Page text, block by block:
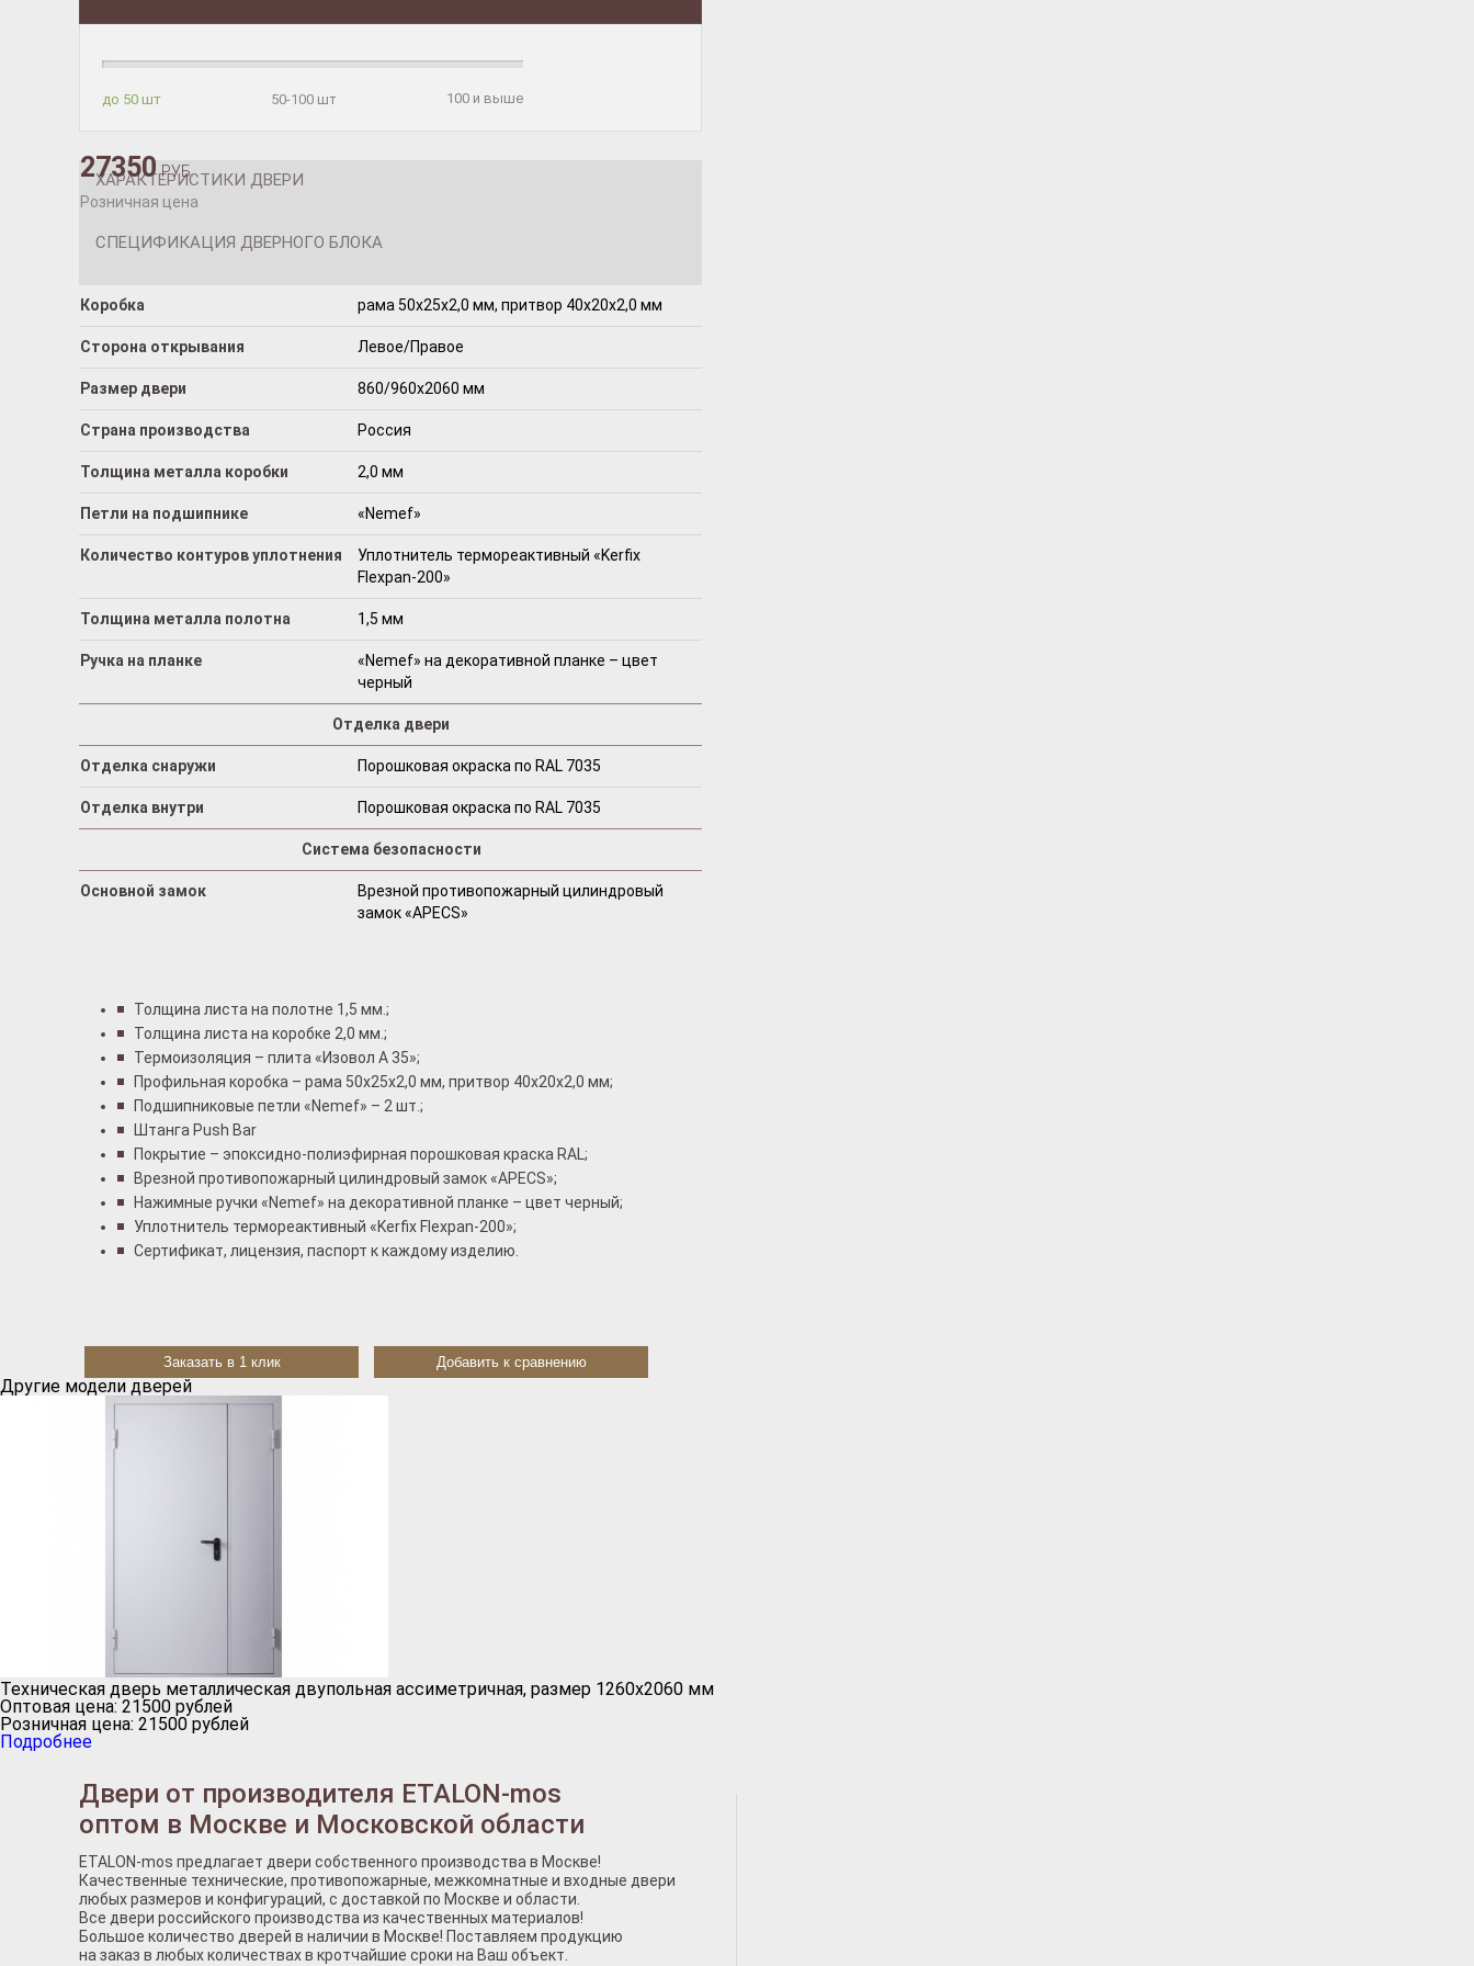
до 50 шт 50-100 шт 100 и выше
27350 РУБ.
Розничная цена
ХАРАКТЕРИСТИКИ ДВЕРИ
СПЕЦИФИКАЦИЯ ДВЕРНОГО БЛОКА
Коробка рама 50x25x2,0 мм, притвор 40x20x2,0 мм
Сторона открывания Левое/Правое
Размер двери 860/960х2060 мм
Страна производства Россия
Толщина металла коробки 2,0 мм
Петли на подшипнике «Nemef»
Количество контуров уплотнения
Уплотнитель термореактивный «Kerfix
Flexpan-200»
Толщина металла полотна 1,5 мм
Ручка на планке
«Nemef» на декоративной планке – цвет
черный
Отделка двери
Отделка снаружи Порошковая окраска по RAL 7035
Отделка внутри Порошковая окраска по RAL 7035
Система безопасности
Основной замок
Врезной противопожарный цилиндровый
замок «АРЕCS»
Толщина листа на полотне 1,5 мм.;
Толщина листа на коробке 2,0 мм.;
Термоизоляция – плита «Изовол А 35»;
Профильная коробка – рама 50x25x2,0 мм, притвор 40x20x2,0 мм;
Подшипниковые петли «Nemef» – 2 шт.;
Штанга Push Bar
Покрытие – эпоксидно-полиэфирная порошковая краска RAL;
Врезной противопожарный цилиндровый замок «АРЕCS»;
Нажимные ручки «Nemef» на декоративной планке – цвет черный;
Уплотнитель термореактивный «Kerfix Flexpan-200»;
Сертификат, лицензия, паспорт к каждому изделию.
Заказать в 1 клик Добавить к сравнению
Другие модели дверей
Техническая дверь металлическая двупольная ассиметричная, размер 1260х2060 мм
Оптовая цена: 21500 рублей
Розничная цена: 21500 рублей
Подробнее
Двери от производителя ETALON-mos
оптом в Москве и Московской области
ETALON-mos предлагает двери собственного производства в Москве!
Качественные технические, противопожарные, межкомнатные и входные двери
любых размеров и конфигураций, с доставкой по Москве и области.
Все двери российского производства из качественных материалов!
Большое количество дверей в наличии в Москве! Поставляем продукцию
на заказ в любых количествах в кротчайшие сроки на Ваш объект.